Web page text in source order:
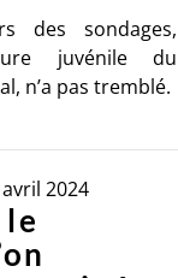
des sondages,
juvénile du
n’a pas tremblé.
2024